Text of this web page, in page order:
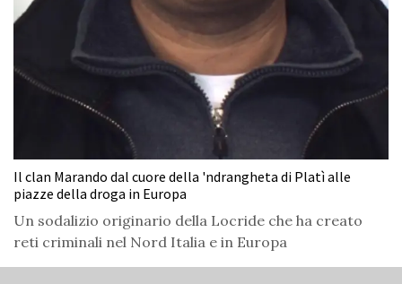
Il clan Marando dal cuore della 'ndrangheta di Platì alle
piazze della droga in Europa
Un sodalizio originario della Locride che ha creato
reti criminali nel Nord Italia e in Europa